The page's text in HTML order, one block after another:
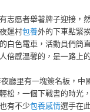
志愿者舉著牌子迎接，
運村包養外的下車點緊
白色電車，活動員們簡
倍感溫馨的，是一路上
廳里有一塊簽名板，中
松，一個下戰書的時光
有不少包養感情選手在